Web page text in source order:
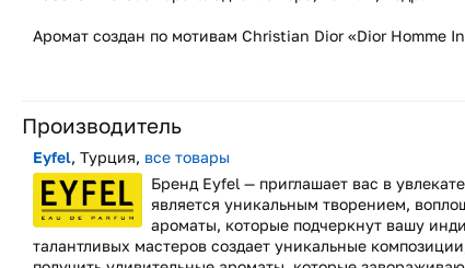
Аромат создан по мотивам Christian Dior «Dior Homme
Производитель
Eyfel, Турция, все товары
Бренд Eyfel — приглашает вас в
является уникальным творением,
ароматы, которые подчеркнут вашу
талантливых мастеров создает уникальные